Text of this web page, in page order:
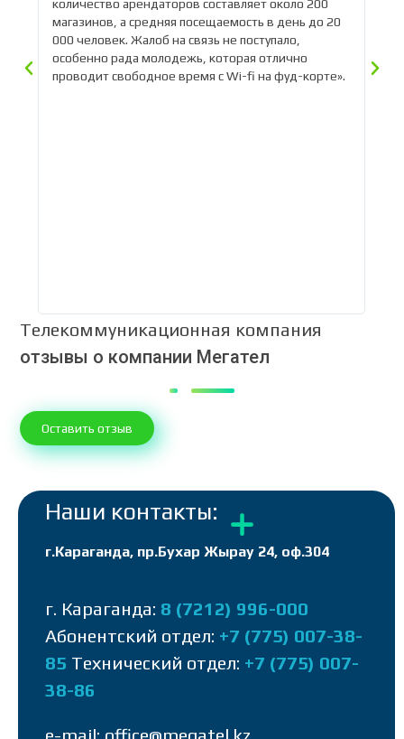
Телекоммуникационная компания
отзывы о компании Мегател
Оставить отзыв
количество арендаторов составляет около 200
магазинов, а средняя посещаемость в день до 20
000 человек. Жалоб на связь не поступало,
особенно рада молодежь, которая отлично
проводит свободное время с Wi-fi на фуд-корте».
Наши контакты:
г.Караганда, пр.Бухар Жырау 24, оф.304
г. Караганда: 8 (7212) 996-000
Абонентский отдел: +7 (775) 007-38-
85 Технический отдел: +7 (775) 007-
38-86
e-mail: office@megatel.kz